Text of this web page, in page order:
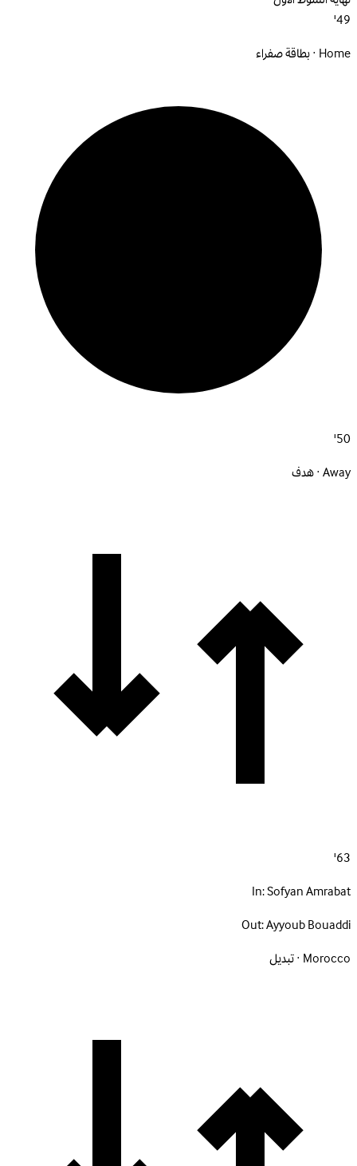
49'
Home · بطاقة صفراء
50'
Away · هدف
63'
In:Sofyan Amrabat
Out:Ayyoub Bouaddi
Morocco · تبديل